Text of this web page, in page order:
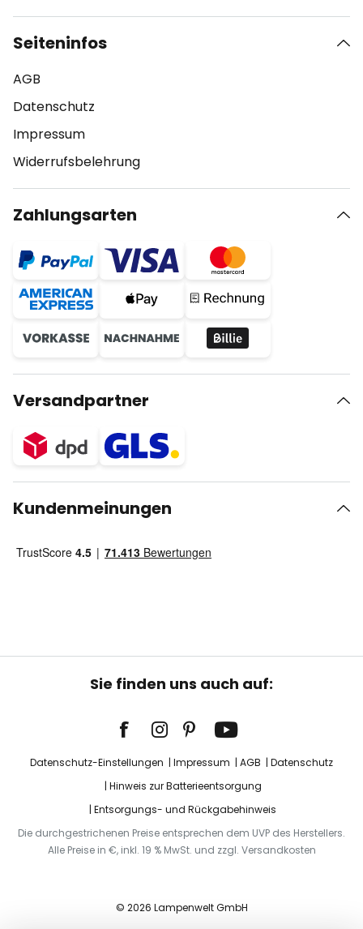
Seiteninfos
AGB
Datenschutz
Impressum
Widerrufsbelehrung
Zahlungsarten
Versandpartner
Kundenmeinungen
Sie finden uns auch auf:
Datenschutz-Einstellungen Impressum AGB
Datenschutz
Hinweis zur Batterieentsorgung
Entsorgungs- und Rückgabehinweis
Die durchgestrichenen Preise entsprechen dem UVP des Herstellers.
Alle Preise in €, inkl. 19 % MwSt. und zzgl. Versandkosten
© 2026 Lampenwelt GmbH